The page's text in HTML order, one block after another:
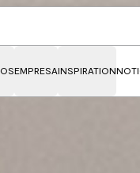
EMPRESAINSPIRATION